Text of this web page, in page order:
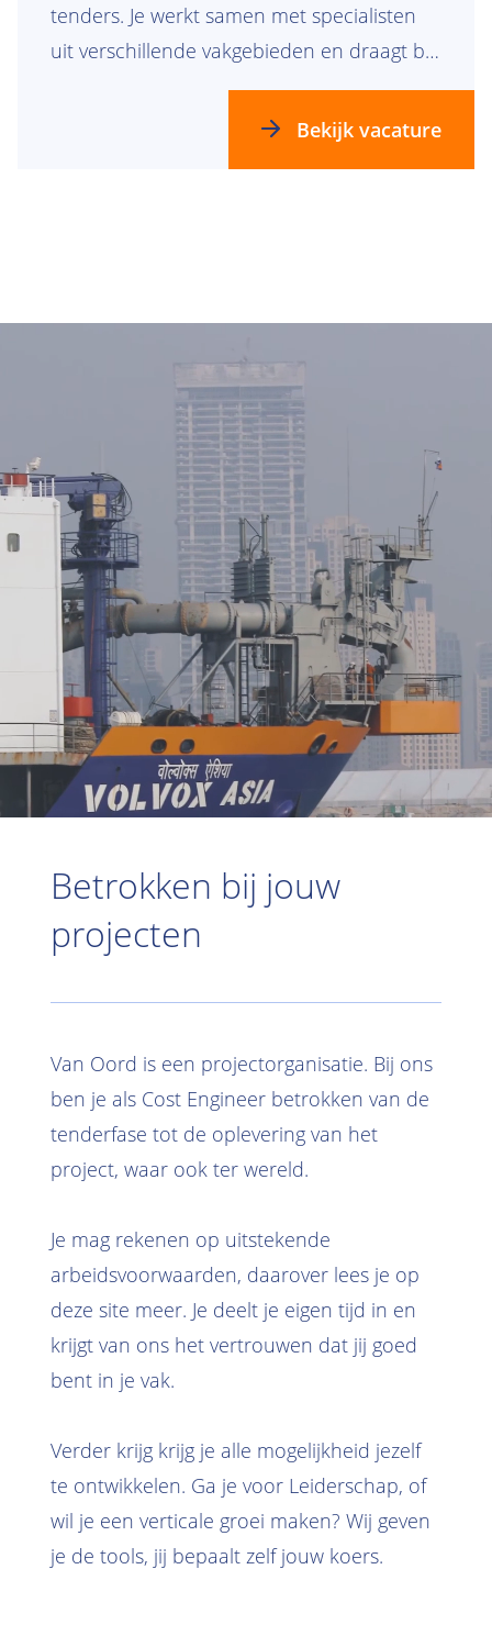
tenders. Je werkt samen met specialisten
uit verschillende vakgebieden en draagt bij
aan uitdagende baggerprojecten over de
hele wereld. Iedere tender is anders.
Bekijk vacature
Betrokken bij jouw
projecten
Van Oord is een projectorganisatie. Bij ons
ben je als Cost Engineer betrokken van de
tenderfase tot de oplevering van het
project, waar ook ter wereld.
Je mag rekenen op uitstekende
arbeidsvoorwaarden, daarover lees je op
deze site meer. Je deelt je eigen tijd in en
krijgt van ons het vertrouwen dat jij goed
bent in je vak.
Verder krijg krijg je alle mogelijkheid jezelf
te ontwikkelen. Ga je voor Leiderschap, of
wil je een verticale groei maken? Wij geven
je de tools, jij bepaalt zelf jouw koers.